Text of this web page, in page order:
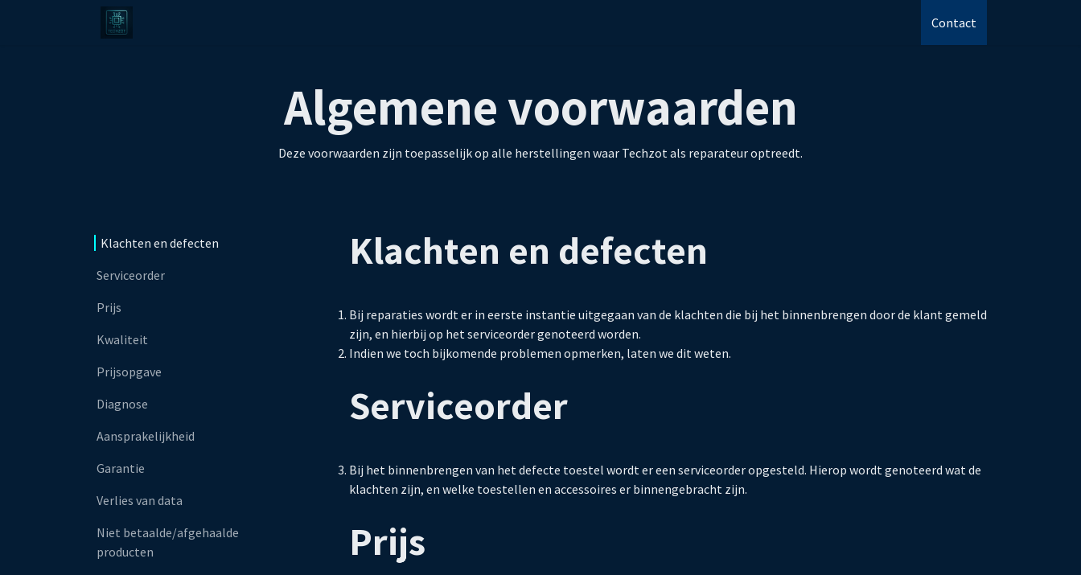
Overslaan naar inhoud
Contact
Algemene voorwaarden
Deze voorwaarden zijn toepasselijk op alle herstellingen waar Techzot als reparateur optreedt.
Klachten en defecten
Serviceorder
Prijs
Kwaliteit
Prijsopgave
Diagnose
Aansprakelijkheid
Garantie
Verlies van data
Niet betaalde/afgehaalde
producten
Klachten en defecten
Bij reparaties wordt er in eerste instantie uitgegaan van de klachten die bij het binnenbrengen door de klant gemeld
zijn, en hierbij op het serviceorder genoteerd worden.
Indien we toch bijkomende problemen opmerken, laten we dit weten.
Serviceorder
Bij het binnenbrengen van het defecte toestel wordt er een serviceorder opgesteld. Hierop wordt genoteerd wat de
klachten zijn, en welke toestellen en accessoires er binnengebracht zijn.
Prijs